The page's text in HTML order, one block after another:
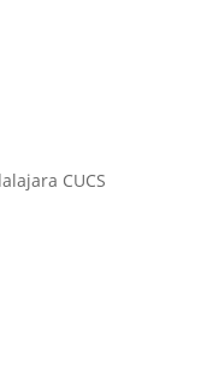
CUCS